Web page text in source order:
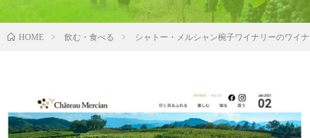
HOME 飲む・食べる シャトー・メルシャン椀子ワイナリーのワイ